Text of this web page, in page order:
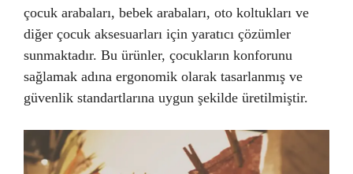
çocuk arabaları, bebek arabaları, oto koltukları ve
diğer çocuk aksesuarları için yaratıcı çözümler
sunmaktadır. Bu ürünler, çocukların konforunu
sağlamak adına ergonomik olarak tasarlanmış ve
güvenlik standartlarına uygun şekilde üretilmiştir.